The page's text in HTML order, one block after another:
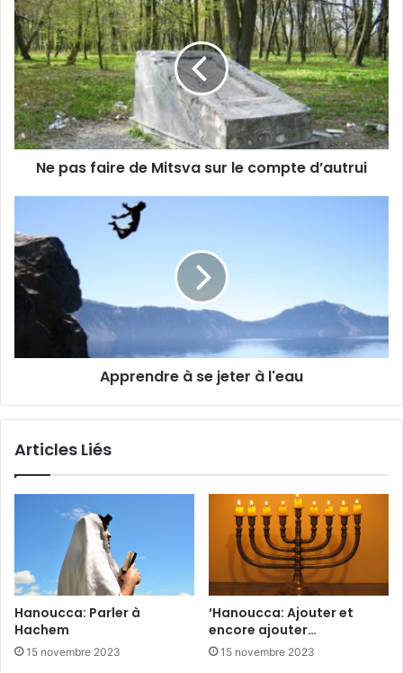
Ne pas faire de Mitsva sur le compte d’autrui
Apprendre à se jeter à l'eau
Articles Liés
Hanoucca: Parler à
Hachem
15 novembre 2023
‘Hanoucca: Ajouter et
encore ajouter…
15 novembre 2023